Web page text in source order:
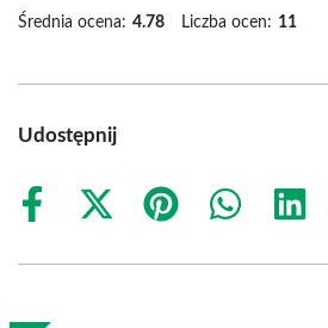
Średnia ocena: 4.78 Liczba ocen: 11
Udostępnij
Share
Share
(Twitter)
Share
Share
Share